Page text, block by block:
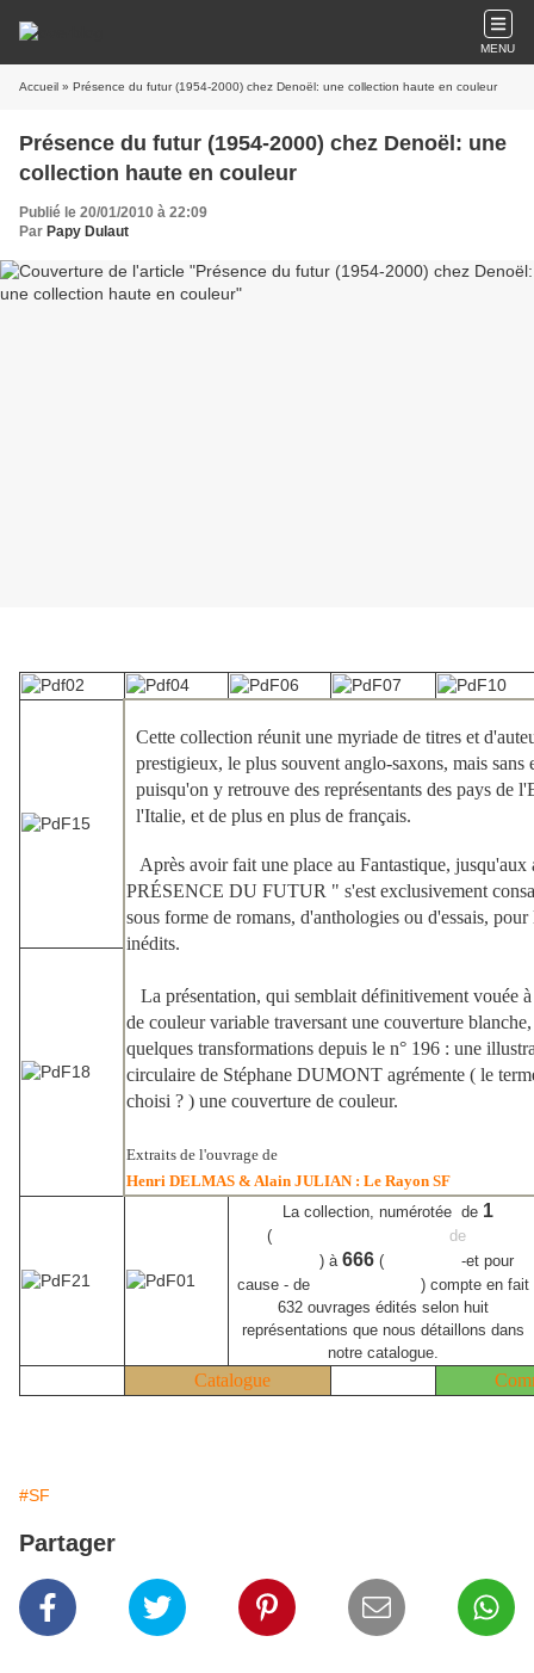
MENU
Accueil » Présence du futur (1954-2000) chez Denoël: une collection haute en couleur
Présence du futur (1954-2000) chez Denoël: une
collection haute en couleur
Publié le 20/01/2010 à 22:09
Par Papy Dulaut
Cette collection réunit une myriade de titres et
prestigieux, le plus souvent anglo-saxons, mais sans
puisqu'on y retrouve des représentants des pays de
l'Italie, et de plus en plus de français.
Après avoir fait une place au Fantastique, jusqu'aux
PRÉSENCE DU FUTUR " s'est exclusivement
sous forme de romans, d'anthologies ou d'essais,
inédits.
La présentation, qui semblait définitivement vouée à
de couleur variable traversant une couverture
quelques transformations depuis le n° 196 : une
circulaire de Stéphane DUMONT agrémente ( le
choisi ? ) une couverture de couleur.
Extraits de l'ouvrage de
Henri DELMAS & Alain JULIAN : Le Rayon SF
La collection, numérotée de 1
( de
) à 666 (
-et pour
cause - de
) compte en fait
632 ouvrages édités selon huit
représentations que nous détaillons dans
notre catalogue.
Catalogue
#SF
Partager